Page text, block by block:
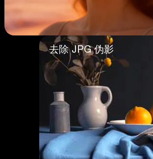
去除 JPG 伪影